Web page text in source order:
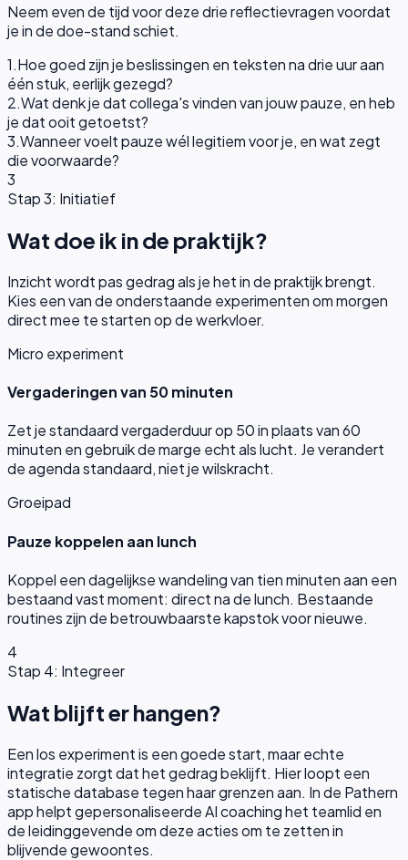
Neem even de tijd voor deze drie reflectievragen voordat
je in de doe-stand schiet.
1.Hoe goed zijn je beslissingen en teksten na drie uur aan
één stuk, eerlijk gezegd?
2.Wat denk je dat collega's vinden van jouw pauze, en heb
je dat ooit getoetst?
3.Wanneer voelt pauze wél legitiem voor je, en wat zegt
die voorwaarde?
3
Stap 3: Initiatief
Wat doe ik in de praktijk?
Inzicht wordt pas gedrag als je het in de praktijk brengt.
Kies een van de onderstaande experimenten om morgen
direct mee te starten op de werkvloer.
Micro experiment
Vergaderingen van 50 minuten
Zet je standaard vergaderduur op 50 in plaats van 60
minuten en gebruik de marge echt als lucht. Je verandert
de agenda standaard, niet je wilskracht.
Groeipad
Pauze koppelen aan lunch
Koppel een dagelijkse wandeling van tien minuten aan een
bestaand vast moment: direct na de lunch. Bestaande
routines zijn de betrouwbaarste kapstok voor nieuwe.
4
Stap 4: Integreer
Wat blijft er hangen?
Een los experiment is een goede start, maar echte
integratie zorgt dat het gedrag beklijft. Hier loopt een
statische database tegen haar grenzen aan. In de Pathern
app helpt gepersonaliseerde AI coaching het teamlid en
de leidinggevende om deze acties om te zetten in
blijvende gewoontes.